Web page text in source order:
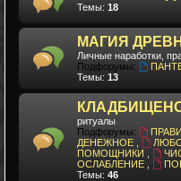
Темы: 18
МАГИЯ
Личные наработки,
Подфорумы:
Темы: 13
ритуалы
Подфорумы:
ДЕНЕЖНОЕ
ПОМОЩНИКИ
ОСЛАБЛЕНИЕ
Темы: 46